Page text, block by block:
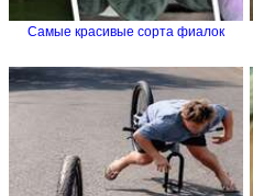
Самые красивые сорта фиалок